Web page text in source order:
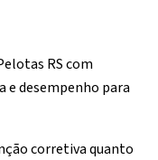
RS com
e desempenho para
corretiva quanto